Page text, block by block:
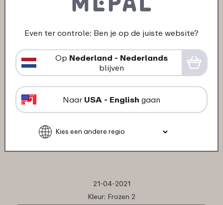
Ondanks dat toch heel tevreden over
★★★★★
★★★★★
klant van Mepal
04-06-2021
Kleur: Dino
"Goed product zoals verwacht."
★★★★
★★★★
21-04-2021
Kleur: Frozen 2
Even ter controle: Ben je op de juiste website?
Op Nederland - Nederlands
blijven
Naar USA - English gaan